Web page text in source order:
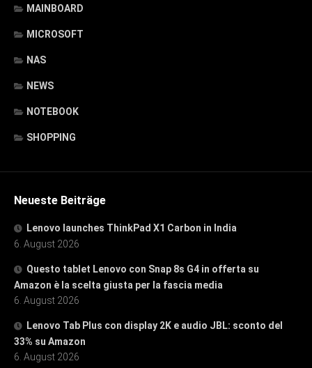
MAINBOARD
MICROSOFT
NAS
NEWS
NOTEBOOK
SHOPPING
Neueste Beiträge
Lenovo launches ThinkPad X1 Carbon in India
6. August 2026
Questo tablet Lenovo con Snap 8s G4 in offerta su
Amazon è la scelta giusta per la fascia media
6. August 2026
Lenovo Tab Plus con display 2K e audio JBL: sconto del
33% su Amazon
6. August 2026